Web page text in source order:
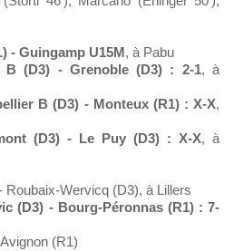
- Guingamp U15M , à Pabu
B (D3) - Grenoble (D3) : 2-1, à
B (D3) - Monteux (R1) : X-X,
(D3) - Le Puy (D3) : X-X, à
Roubaix-Wervicq (D3), à Lillers
(D3) - Bourg-Péronnas (R1) : 7-
(R1)